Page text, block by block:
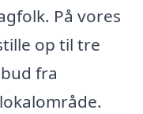
På vores
op til tre
fra